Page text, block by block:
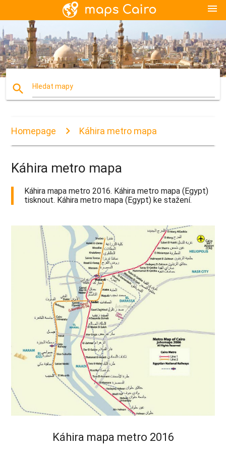
menu
search Hledat mapy
Homepage Káhira metro mapa
Káhira metro mapa
Káhira mapa metro 2016. Káhira metro mapa (Egypt)
tisknout. Káhira metro mapa (Egypt) ke stažení.
Káhira mapa metro 2016